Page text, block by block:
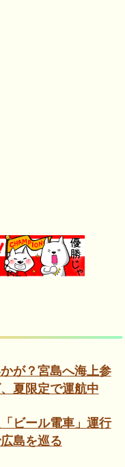
が？宮島へ海上参
夏限定で運航中
ビール電車」運行
島を巡る